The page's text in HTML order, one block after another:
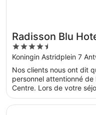
Radisson Blu
Antwerp City
4.5
out
of
5
Koningin Astridplein 7
Nos clients nous ont dit
personnel attentionné
Centre. Lors de votre
avec le centre des
de marche de Nation du
S’ouvre dans une
PREMIER SUITES PLUS